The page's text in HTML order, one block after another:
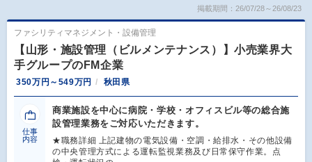
掲載期間：26/07/28～26/08/23
ファシリティマネジメント・設備管理
【山形・施設管理（ビルメンテナンス）】小売業界大
手グループのFM企業
350万円～549万円 秋田県
仕事
内容
商業施設を中心に病院・学校・オフィスビル等の総合施
設管理業務をご対応いただきます。
★職務詳細 上記建物の電気設備・空調・給排水・その他設備
の中央管理方式による運転監視業務及び日常保守作業。点